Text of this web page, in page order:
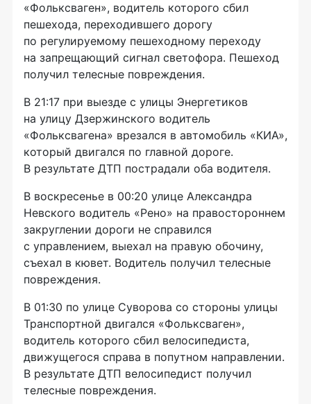
«Фольксваген», водитель которого сбил
пешехода, переходившего дорогу
по регулируемому пешеходному переходу
на запрещающий сигнал светофора. Пешеход
получил телесные повреждения.
В 21:17 при выезде с улицы Энергетиков
на улицу Дзержинского водитель
«Фольксвагена» врезался в автомобиль «КИА»,
который двигался по главной дороге.
В результате ДТП пострадали оба водителя.
В воскресенье в 00:20 улице Александра
Невского водитель «Рено» на правостороннем
закруглении дороги не справился
с управлением, выехал на правую обочину,
съехал в кювет. Водитель получил телесные
повреждения.
В 01:30 по улице Суворова со стороны улицы
Транспортной двигался «Фольксваген»,
водитель которого сбил велосипедиста,
движущегося справа в попутном направлении.
В результате ДТП велосипедист получил
телесные повреждения.